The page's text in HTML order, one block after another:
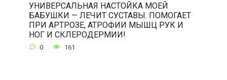
УНИВЕРСАЛЬНАЯ НАСТОЙКА МОЕЙ
БАБУШКИ — ЛЕЧИТ СУСТАВЫ. ПОМОГАЕТ
ПРИ АРТРОЗЕ, АТРОФИИ МЫШЦ РУК И
НОГ И СКЛЕРОДЕРМИИ!
0 161